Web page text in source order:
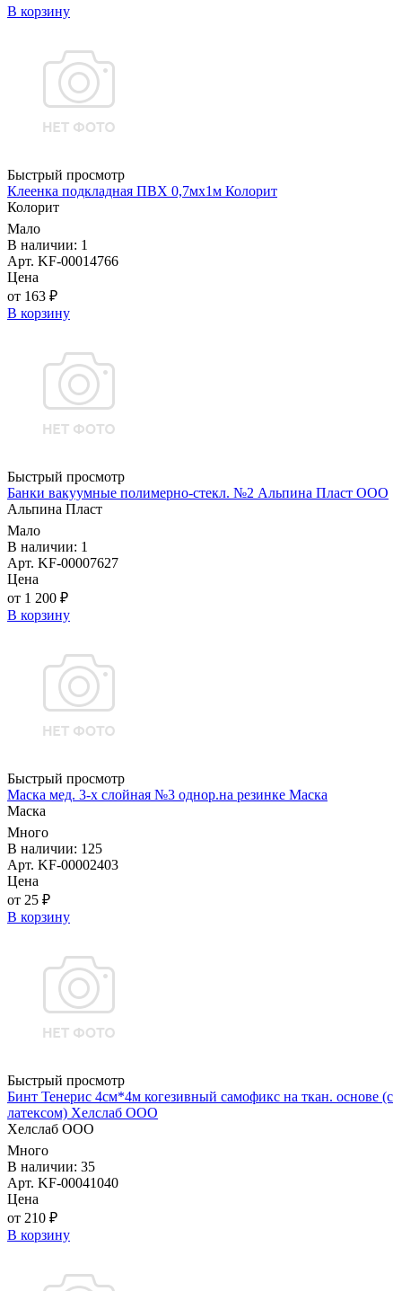
В корзину
Быстрый просмотр
Клеенка подкладная ПВХ 0,7мx1м Колорит
Колорит
Мало
В наличии: 1
Арт. KF-00014766
Цена
от 163 ₽
В корзину
Быстрый просмотр
Банки вакуумные полимерно-стекл. №2 Альпина Пласт ООО
Альпина Пласт
Мало
В наличии: 1
Арт. KF-00007627
Цена
от 1 200 ₽
В корзину
Быстрый просмотр
Маска мед. 3-х слойная №3 однор.на резинке Маска
Маска
Много
В наличии: 125
Арт. KF-00002403
Цена
от 25 ₽
В корзину
Быстрый просмотр
Бинт Тенерис 4см*4м когезивный самофикс на ткан. основе (с
латексом) Хелслаб ООО
Хелслаб ООО
Много
В наличии: 35
Арт. KF-00041040
Цена
от 210 ₽
В корзину